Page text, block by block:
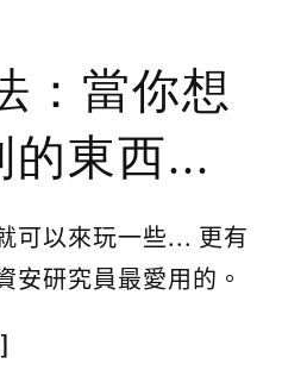
：當你想
的東西...
可以來玩一些... 更有
安研究員最愛用的。